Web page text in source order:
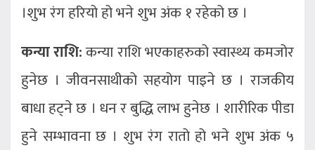
।शुभ रंग हरियो हो भने शुभ अंक १ रहेको छ ।
कन्या राशि:कन्या राशि भएकाहरुको स्वास्थ्य कमजोर
हुनेछ । जीवनसाथीको सहयोग पाइने छ । राजकीय
बाधा हट्ने छ । धन र बुद्धि लाभ हुनेछ । शारीरिक पीडा
हुने सम्भावना छ । शुभ रंग रातो हो भने शुभ अंक ५